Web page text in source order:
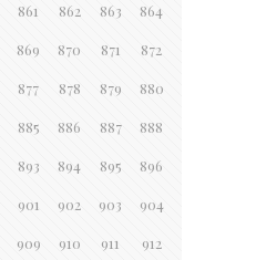
861 862 863 864
869 870 871 872
877 878 879 880
885 886 887 888
893 894 895 896
901 902 903 904
909 910 911 912